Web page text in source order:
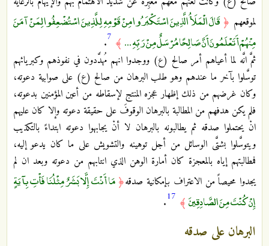
لموقعهم ﴿قَالَ الْمَلَأُ الَّذِينَ اسْتَكْبَرُوا مِنْ قَوْمِهِ لِلَّذِينَ اسْتُضْعِفُوا لِمَنْ آمَنَ
مِنْهُمْ أَتَعْلَمُونَ أَنَّ صَالِحًا مُرْسَلٌ مِنْ رَبِّهِ ... ﴾ 7
.
ثمَّ انَّه لما أعياهم أمر صالح (ع) ووجدوا انهم مُهدَّدون في نفوذهم وكبريائهم
توسَّلوا بآخر ما عندهم وهو طلب البرهان من صالح (ع) على صوابية دعوته،
وكان غرضهم من ذلك إظهار عجزه المنتج لإسقاطه من أعين المؤمنين بدعوته،
فلم يكن هدفهم من المطالبة بالبرهان الوقوفَ على حقيقة دعوته وإلا كان عليهم
انْ يحتملوا صدقه ثم يطالبونه بالبرهان لا أنْ يجابهوا دعوته ابتداءً بالتكذيب
ويتوسَّلوا بشتَّى الوسائل من أجل توهينه والتشويش على ما كان يدعو إليه،
فمطالبتهم إياه بالمعجزة كان أمارة الوهن الذي انتابهم من دعوته وبعد ان لم
يجدوا محيصاً من الاعتراف بإمكانية صدقه﴿مَا أَنْتَ إِلَّا بَشَرٌ مِثْلُنَا فَأْتِ بِآيَةٍ
إِنْ كُنْتَ مِنَ الصَّادِقِينَ ﴾ 17
.
البرهان على صدقه